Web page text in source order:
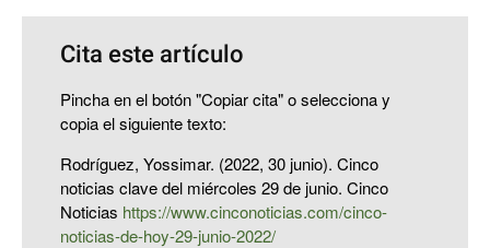
Cita este artículo
Pincha en el botón "Copiar cita" o selecciona y
copia el siguiente texto:
Rodríguez, Yossimar. (2022, 30 junio). Cinco
noticias clave del miércoles 29 de junio. Cinco
Noticias https://www.cinconoticias.com/cinco-
noticias-de-hoy-29-junio-2022/